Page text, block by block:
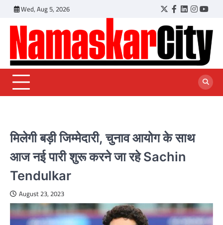
content
Wed, Aug 5, 2026 Twitter
Facebook
LinkedIn
मिलेगी बड़ी जिम्मेदारी, चुनाव आयोग के साथ
आज नई पारी शुरू करने जा रहे Sachin
Tendulkar
August 23, 2023